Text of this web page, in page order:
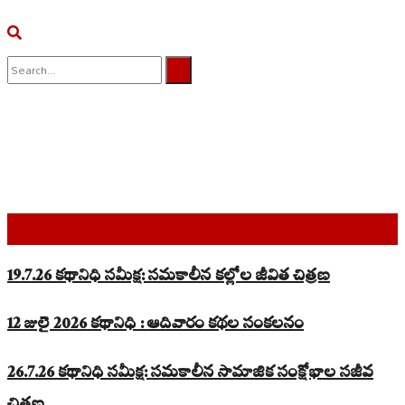
19.7.26 కథానిధి సమీక్ష: సమకాలీన కల్లోల జీవిత చిత్రణ
12 జులై 2026 కథానిధి : ఆదివారం కథల సంకలనం
26.7.26 కథానిధి సమీక్ష: సమకాలీన సామాజిక సంక్షోభాల సజీవ